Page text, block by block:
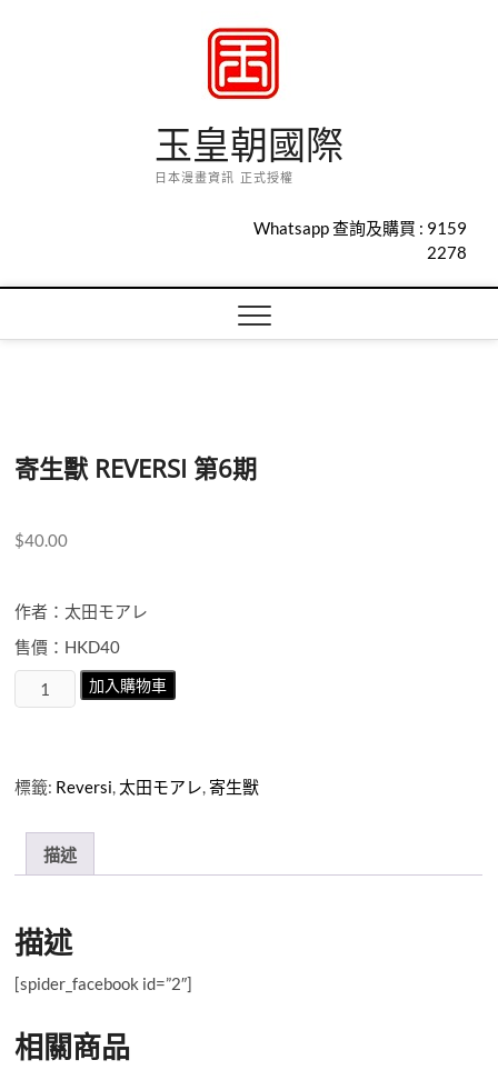
玉皇朝國際
日本漫畫資訊 正式授權
Whatsapp 查詢及購買 : 9159
2278
寄生獸 REVERSI 第6期
$40.00
作者：太田モアレ
售價：HKD40
生
第
期
量
加入購物車
標籤: Reversi, 太田モアレ,寄生獸
描述
描述
[spider_facebook id=”2″]
相關商品